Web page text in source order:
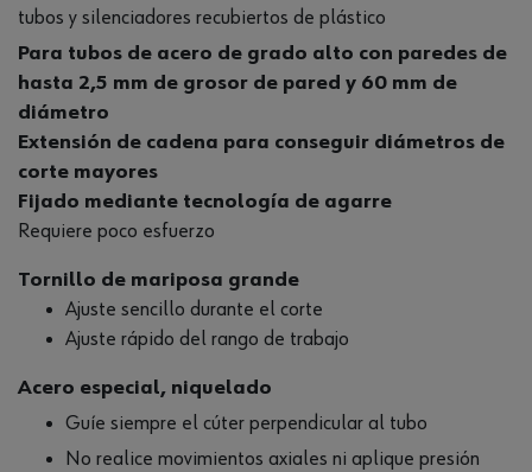
tubos y silenciadores recubiertos de plástico
Para tubos de acero de grado alto con paredes de
hasta 2,5 mm de grosor de pared y 60 mm de
diámetro
Extensión de cadena para conseguir diámetros de
corte mayores
Fijado mediante tecnología de agarre
Requiere poco esfuerzo
Tornillo de mariposa grande
Ajuste sencillo durante el corte
Ajuste rápido del rango de trabajo
Acero especial, niquelado
Guíe siempre el cúter perpendicular al tubo
No realice movimientos axiales ni aplique presión